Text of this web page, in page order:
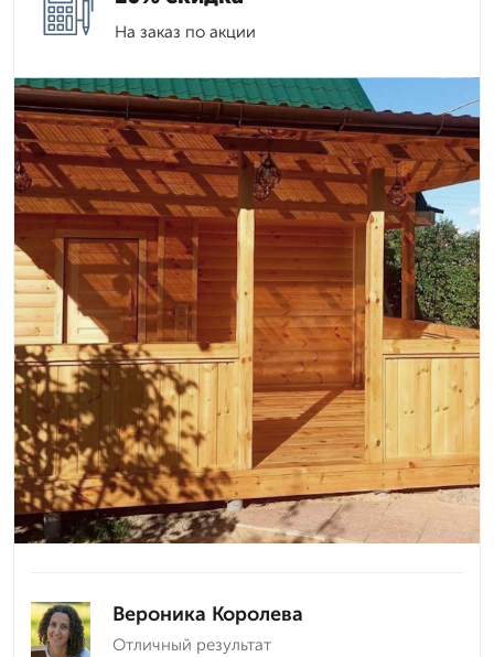
На заказ по акции
Вероника Королева
Отличный результат